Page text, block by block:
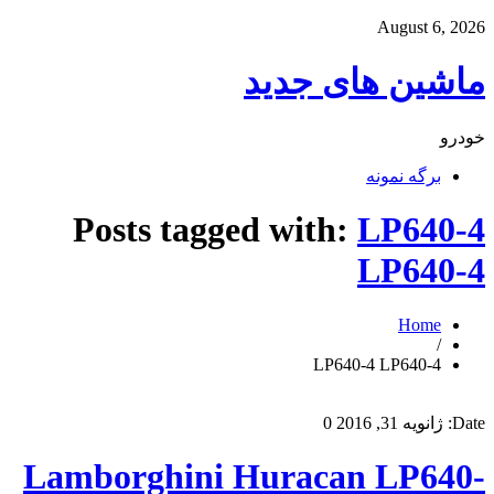
August 6, 2026
ماشین های جدید
خودرو
برگه نمونه
Posts tagged with: LP640-4
LP640-4
Home
/
LP640-4 LP640-4
Date: ژانویه 31, 2016 0
Lamborghini Huracan LP640-